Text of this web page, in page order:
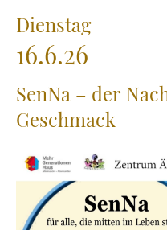
Dienstag
16.6.26
SenNa – der
Geschmack